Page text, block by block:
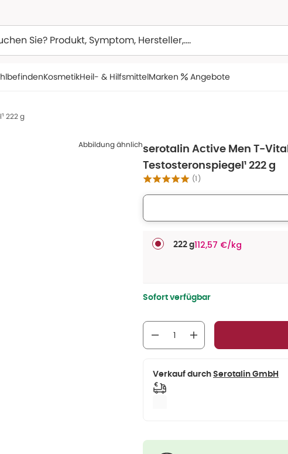
KosmetikHeil- & HilfsmittelMarken Angebote
222 g
Abbildung ähnlichserotalin Active Men T-
Testosteronspiegel¹ 222 g
(1)
222 g112,57 €/kg
Sofort verfügbar
Verkauf durch Serotalin GmbH